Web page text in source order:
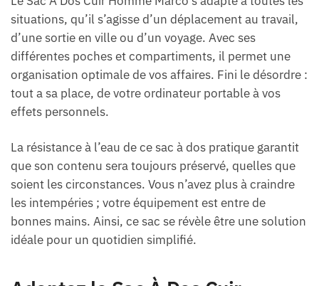
situations, qu’il s’agisse d’un déplacement au travail,
d’une sortie en ville ou d’un voyage. Avec ses
différentes poches et compartiments, il permet une
organisation optimale de vos affaires. Fini le désordre :
tout a sa place, de votre ordinateur portable à vos
effets personnels.
La résistance à l’eau de ce sac à dos pratique garantit
que son contenu sera toujours préservé, quelles que
soient les circonstances. Vous n’avez plus à craindre
les intempéries ; votre équipement est entre de
bonnes mains. Ainsi, ce sac se révèle être une solution
idéale pour un quotidien simplifié.